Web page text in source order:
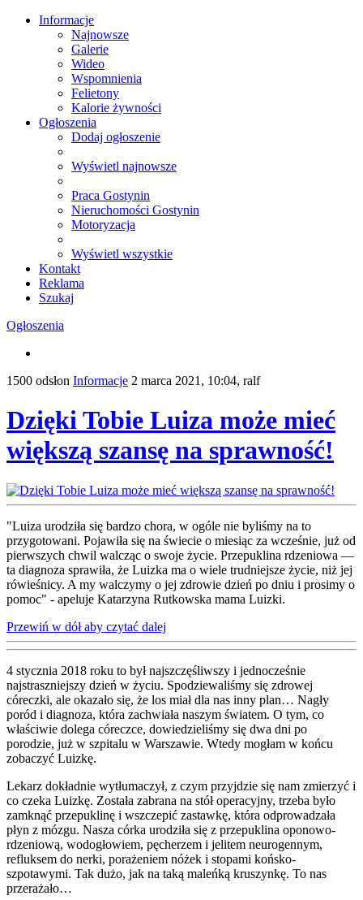
Informacje
Najnowsze
Galerie
Wideo
Wspomnienia
Felietony
Kalorie żywności
Ogłoszenia
Dodaj ogłoszenie
Wyświetl najnowsze
Praca Gostynin
Nieruchomości Gostynin
Motoryzacja
Wyświetl wszystkie
Kontakt
Reklama
Szukaj
Ogłoszenia
1500 odsłon Informacje 2 marca 2021, 10:04, ralf
Dzięki Tobie Luiza może mieć
większą szansę na sprawność!
"Luiza urodziła się bardzo chora, w ogóle nie byliśmy na to
przygotowani. Pojawiła się na świecie o miesiąc za wcześnie, już od
pierwszych chwil walcząc o swoje życie. Przepuklina rdzeniowa —
ta diagnoza sprawiła, że Luizka ma o wiele trudniejsze życie, niż jej
rówieśnicy. A my walczymy o jej zdrowie dzień po dniu i prosimy o
pomoc" - apeluje Katarzyna Rutkowska mama Luizki.
Przewiń w dół aby czytać dalej
4 stycznia 2018 roku to był najszczęśliwszy i jednocześnie
najstraszniejszy dzień w życiu. Spodziewaliśmy się zdrowej
córeczki, ale okazało się, że los miał dla nas inny plan… Nagły
poród i diagnoza, która zachwiała naszym światem. O tym, co
właściwie dolega córeczce, dowiedzieliśmy się dwa dni po
porodzie, już w szpitalu w Warszawie. Wtedy mogłam w końcu
zobaczyć Luizkę.
Lekarz dokładnie wytłumaczył, z czym przyjdzie się nam zmierzyć i
co czeka Luizkę. Została zabrana na stół operacyjny, trzeba było
zamknąć przepuklinę i wszczepić zastawkę, która odprowadzała
płyn z mózgu. Nasza córka urodziła się z przepuklina oponowo-
rdzeniową, wodogłowiem, pęcherzem i jelitem neurogennym,
refluksem do nerki, porażeniem nóżek i stopami końsko-
szpotawymi. Tak dużo, jak na taką maleńką kruszynkę. To nas
przerażało…